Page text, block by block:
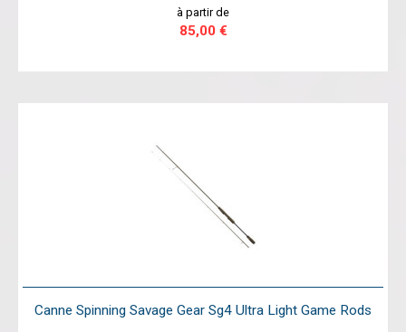
à partir de
85,00 €
Canne Spinning Savage Gear Sg4 Ultra Light Game Rods